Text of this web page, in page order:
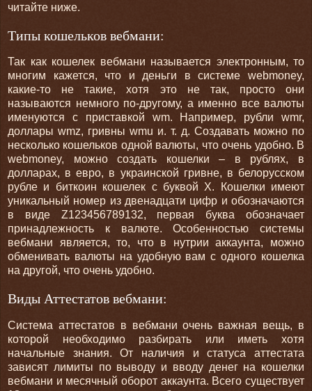
читайте ниже.
Типы кошельков вебмани:
Так как кошелек вебмани называется электронным, то
многим кажется, что и деньги в системе webmoney,
какие-то не такие, хотя это не так, просто они
называются немного по-другому, а именно все валюты
именуются с приставкой wm. Например, рубли wmr,
доллары wmz, гривны wmu и. т. д. Создавать можно по
несколько кошельков одной валюты, что очень удобно. В
webmoney, можно создать кошелки – в рублях, в
долларах, в евро, в украинской гривне, в белорусском
рубле и биткоин кошелек с буквой Х. Кошелки имеют
уникальный номер из двенадцати цифр и обозначаются
в виде Z123456789132, первая буква обозначает
принадлежность к валюте. Особенностью системы
вебмани является, то, что в нутрии аккаунта, можно
обменивать валюты на удобную вам с одного кошелка
на другой, что очень удобно.
Виды Аттестатов вебмани:
Система аттестатов в вебмани очень важная вещь, в
которой необходимо разбирать или иметь хотя
начальные знания. От наличия и статуса аттестата
зависят лимиты по выводу и вводу денег на кошелки
вебмани и месячный оборот аккаунта. Всего существует